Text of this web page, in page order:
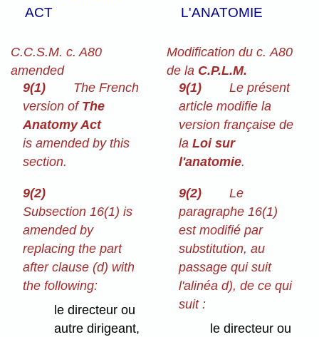
ACT
L'ANATOMIE
C.C.S.M. c. A80
amended
9(1)
The French
version of The
Anatomy Act
is amended by this
section.
Modification du c. A80
de la C.P.L.M.
9(1)
Le présent
article modifie la
version française de
laLoi sur
l'anatomie.
9(2)
Subsection 16(1) is
amended by
replacing the part
after clause (d) with
the following:
le directeur ou
autre dirigeant,
9(2)
Le
paragraphe 16(1)
est modifié par
substitution, au
passage qui suit
l'alinéa d), de ce qui
suit :
le directeur ou